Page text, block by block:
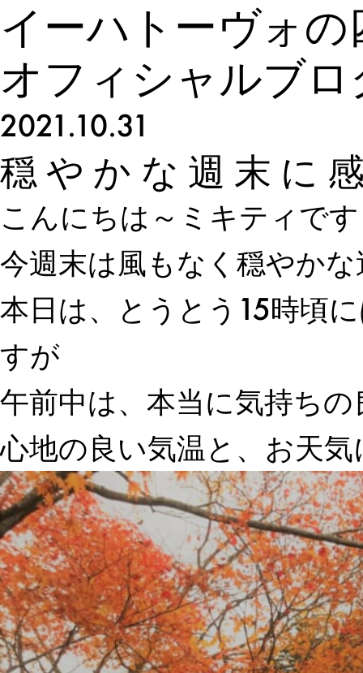
イーハトーヴォ
オフィシャルブロ
2021.10.31
穏やかな週末
こんにちは～ミキティで
今週末は風もなく穏やか
本日は、とうとう15時頃
すが
午前中は、本当に気持ち
心地の良い気温と、お天